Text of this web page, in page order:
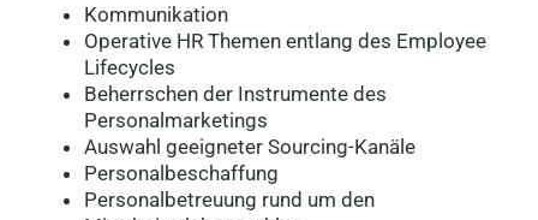
Kommunikation
Operative HR Themen entlang des Employee
Lifecycles
Beherrschen der Instrumente des
Personalmarketings
Auswahl geeigneter Sourcing-Kanäle
Personalbeschaffung
Personalbetreuung rund um den